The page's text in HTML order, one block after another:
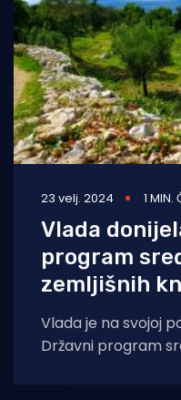
23 velj. 2024 1 MIN.
Vlada
program
zemljišnih
Vlada je na svojoj
Državni program